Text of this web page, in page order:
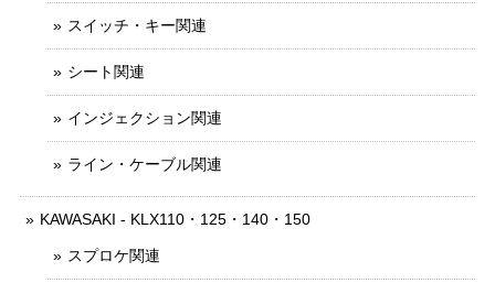
スイッチ・キー関連
シート関連
インジェクション関連
ライン・ケーブル関連
KAWASAKI - KLX110・125・140・150
スプロケ関連